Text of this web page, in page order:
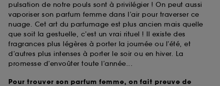
pulsation de notre pouls sont à privilégier ! On peut aussi
vaporiser son parfum femme dans l’air pour traverser ce
nuage. Cet art du parfumage est plus ancien mais quelle
que soit la gestuelle, c’est un vrai rituel ! Il existe des
fragrances plus légères à porter la journée ou l’été, et
d’autres plus intenses à porter le soir ou en hiver. La
promesse d’envoûter toute l’année...
Pour trouver son parfum femme, on fait preuve de